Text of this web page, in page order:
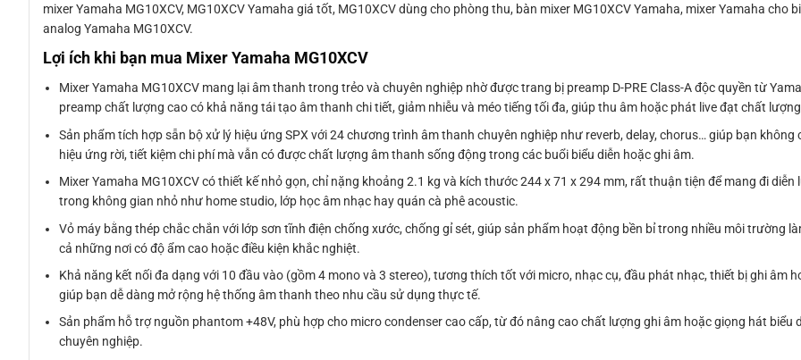
mixer Yamaha MG10XCV, MG10XCV Yamaha giá tốt, MG10XCV dùng cho phòng thu, bàn mixer MG10XCV Yamaha, mixer Yamaha cho
analog Yamaha MG10XCV.
Lợi ích khi bạn mua Mixer Yamaha MG10XCV
Mixer Yamaha MG10XCV mang lại âm thanh trong trẻo và chuyên nghiệp nhờ được trang bị preamp D-PRE Class-A độc quyền từ
preamp chất lượng cao có khả năng tái tạo âm thanh chi tiết, giảm nhiễu và méo tiếng tối đa, giúp thu âm hoặc phát live đạt chất
Sản phẩm tích hợp sẵn bộ xử lý hiệu ứng SPX với 24 chương trình âm thanh chuyên nghiệp như reverb, delay, chorus… giúp bạn không
hiệu ứng rời, tiết kiệm chi phí mà vẫn có được chất lượng âm thanh sống động trong các buổi biểu diễn hoặc ghi âm.
Mixer Yamaha MG10XCV có thiết kế nhỏ gọn, chỉ nặng khoảng 2.1 kg và kích thước 244 x 71 x 294 mm, rất thuận tiện để mang đi
trong không gian nhỏ như home studio, lớp học âm nhạc hay quán cà phê acoustic.
Vỏ máy bằng thép chắc chắn với lớp sơn tĩnh điện chống xước, chống gỉ sét, giúp sản phẩm hoạt động bền bỉ trong nhiều môi trường
cả những nơi có độ ẩm cao hoặc điều kiện khắc nghiệt.
Khả năng kết nối đa dạng với 10 đầu vào (gồm 4 mono và 3 stereo), tương thích tốt với micro, nhạc cụ, đầu phát nhạc, thiết bị ghi âm
giúp bạn dễ dàng mở rộng hệ thống âm thanh theo nhu cầu sử dụng thực tế.
Sản phẩm hỗ trợ nguồn phantom +48V, phù hợp cho micro condenser cao cấp, từ đó nâng cao chất lượng ghi âm hoặc giọng hát biểu
chuyên nghiệp.